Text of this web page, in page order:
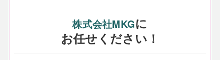
株式会社MKGに
お任せください！